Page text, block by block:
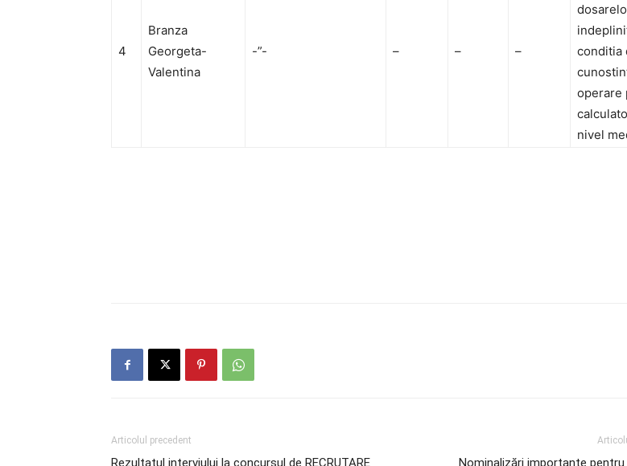
4
Branza
Georgeta-
Valentina
-”- – – –
conditia
operare
nivel
Articolul precedent
Rezultatul interviului la concursul de RECRUTARE
Nominalizări importante pentru